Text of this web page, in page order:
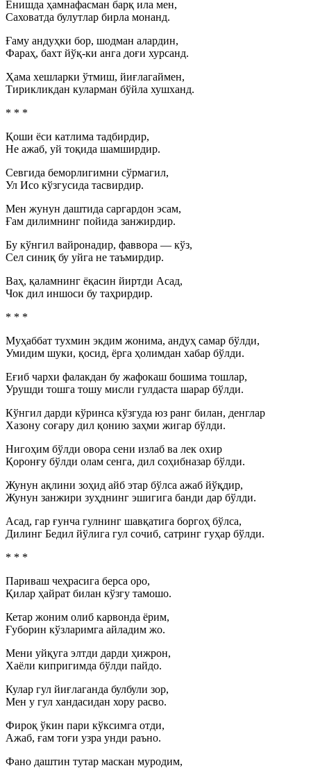
Ёнишда ҳамнафасман барқ ила мен,
Саховатда булутлар бирла монанд.
Ғаму андуҳки бор, шодман алардин,
Фараҳ, бахт йўқ-ки анга доғи хурсанд.
Ҳама хешларки ўтмиш, йиғлагаймен,
Тирикликдан куларман бўйла хушханд.
* * *
Қоши ёси катлима тадбирдир,
Не ажаб, уй тоқида шамширдир.
Севгида беморлигимни сўрмагил,
Ул Исо кўзгусида тасвирдир.
Мен жунун даштида саргардон эсам,
Ғам дилимнинг пойида занжирдир.
Бу кўнгил вайронадир, фаввора — кўз,
Сел синиқ бу уйга не таъмирдир.
Ваҳ, қаламнинг ёқасин йиртди Асад,
Чок дил иншоси бу таҳрирдир.
* * *
Муҳаббат тухмин экдим жонима, андуҳ самар бўлди,
Умидим шуки, қосид, ёрга ҳолимдан хабар бўлди.
Еғиб чархи фалакдан бу жафокаш бошима тошлар,
Урушди тошга тошу мисли гулдаста шарар бўлди.
Кўнгил дарди кўринса кўзгуда юз ранг билан, денглар
Хазону соғару дил қонию заҳми жигар бўлди.
Нигоҳим бўлди овора сени излаб ва лек охир
Қоронғу бўлди олам сенга, дил соҳибназар бўлди.
Жунун ақлини зоҳид айб этар бўлса ажаб йўқдир,
Жунун занжири зуҳднинг эшигига банди дар бўлди.
Асад, гар ғунча гулнинг шавқатига боргоҳ бўлса,
Дилинг Бедил йўлига гул сочиб, сатринг гуҳар бўлди.
* * *
Париваш чеҳрасига берса оро,
Қилар ҳайрат билан кўзгу тамошо.
Кетар жоним олиб карвонда ёрим,
Ғуборин кўзларимга айладим жо.
Мени уйқуга элтди дарди ҳижрон,
Хаёли кипригимда бўлди пайдо.
Кулар гул йиғлаганда булбули зор,
Мен у гул хандасидан хору расво.
Фироқ ўкин пари кўксимга отди,
Ажаб, ғам тоғи узра унди раъно.
Фано даштин тутар маскан муродим,